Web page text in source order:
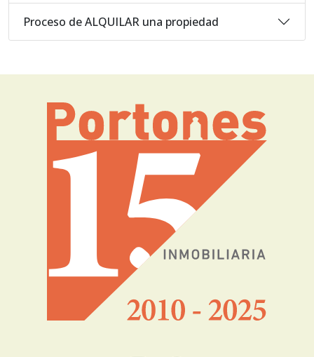
Proceso de ALQUILAR una propiedad